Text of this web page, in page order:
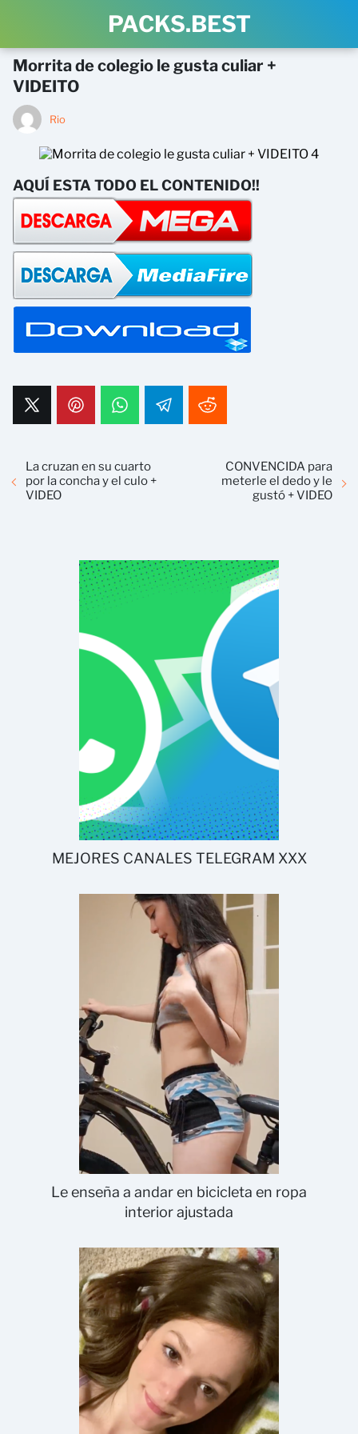
PACKS.BEST
Morrita de colegio le gusta culiar +
VIDEITO
Rio
AQUÍ ESTA TODO EL CONTENIDO!!
La cruzan en su cuarto
por la concha y el culo +
VIDEO
CONVENCIDA para
meterle el dedo y le
gustó + VIDEO
MEJORES CANALES TELEGRAM XXX
Le enseña a andar en bicicleta en ropa
interior ajustada